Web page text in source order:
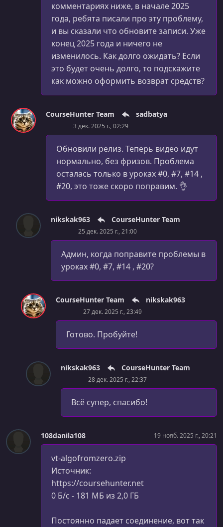
комментариях ниже, в начале 2025
года, ребята писали про эту проблему,
и вы сказали что обновите записи. Уже
конец 2025 года и ничего не
изменилось. Как долго ожидать? Если
это будет очень долго, то подскажите
как можно оформить возврат средств?
CourseHunter Team sadbatya
3 дек. 2025 г., 02:29
Обновили релиз. Теперь видео идут
нормально, без фризов. Проблема
осталась только в уроках #0, #7, #14 ,
#20, это тоже скоро поправим. 👌
nikskak963 CourseHunter Team
25 дек. 2025 г., 21:00
Админ, когда поправите проблемы в
уроках #0, #7, #14 , #20?
CourseHunter Team nikskak963
27 дек. 2025 г., 23:49
Готово. Пробуйте!
nikskak963 CourseHunter Team
28 дек. 2025 г., 22:37
Всё супер, спасибо!
108danila108 19 нояб. 2025 г., 20:21
vt-algofromzero.zip
Источник:
https://coursehunter.net
0 Б/с - 181 МБ из 2,0 ГБ
Постоянно падает соединение, вот так